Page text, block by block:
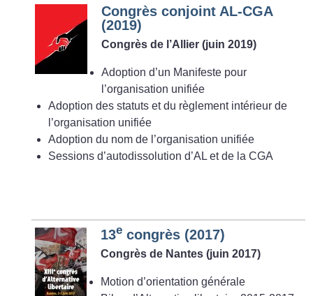
Congrès conjoint AL-CGA
(2019)
Congrès de l’Allier (juin 2019)
Adoption d’un Manifeste pour
l’organisation unifiée
Adoption des statuts et du règlement intérieur de
l’organisation unifiée
Adoption du nom de l’organisation unifiée
Sessions d’autodissolution d’AL et de la CGA
13e congrès (2017)
Congrès de Nantes (juin 2017)
Motion d’orientation générale